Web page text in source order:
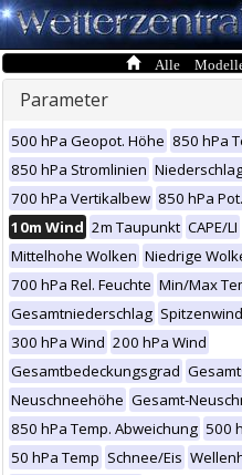
Alle
Parameter
500 hPa Geopot. Höhe 850 hPa
850 hPa Stromlinien
700 hPa Vertikalbew 850 hPa
10m Wind 2m Taupunkt CAPE/LI
Mittelhohe Wolken Niedrige
700 hPa Rel. Feuchte Min/Max
Gesamtniederschlag Spitzenwind
300 hPa Wind 200 hPa Wind
Gesamtbedeckungsgrad
Neuschneehöhe Gesamt-
850 hPa Temp. Abweichung 500
50 hPa Temp Schnee/Eis